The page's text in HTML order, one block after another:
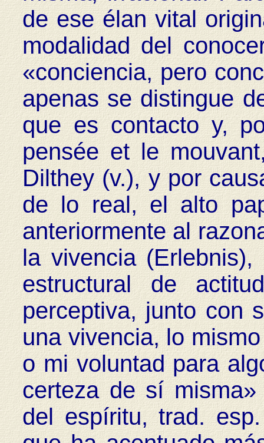
de ese élan vital
modalidad del
«conciencia, pero
apenas se distingue
que es contacto y,
pensée et le
Dilthey (v.), y por
de lo real, el alto
anteriormente al
la vivencia
estructural de
perceptiva, junto con
una vivencia, lo
o mi voluntad para
certeza de sí
del espíritu, trad.